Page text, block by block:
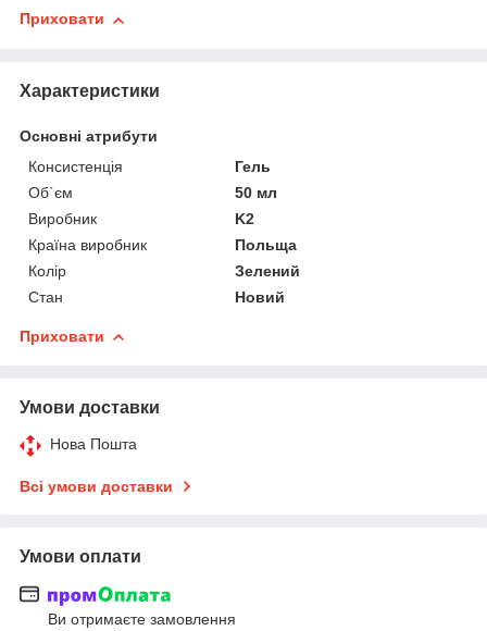
Приховати
Характеристики
Основні атрибути
Консистенція
Гель
Об`єм
50 мл
Виробник
K2
Країна виробник
Польща
Колір
Зелений
Стан
Новий
Приховати
Умови доставки
Нова Пошта
Всі умови доставки
Умови оплати
Ви отримаєте замовлення